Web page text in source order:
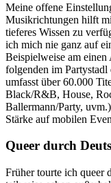
Meine offene
Musikrichtungen hilft
tieferes Wissen zu
ich mich nie ganz auf
Beispielweise am
folgenden im
umfasst über 60.000
Black/R&B, House,
Ballermann/Party,
Stärke auf mobilen
Queer durch
Früher tourte ich queer